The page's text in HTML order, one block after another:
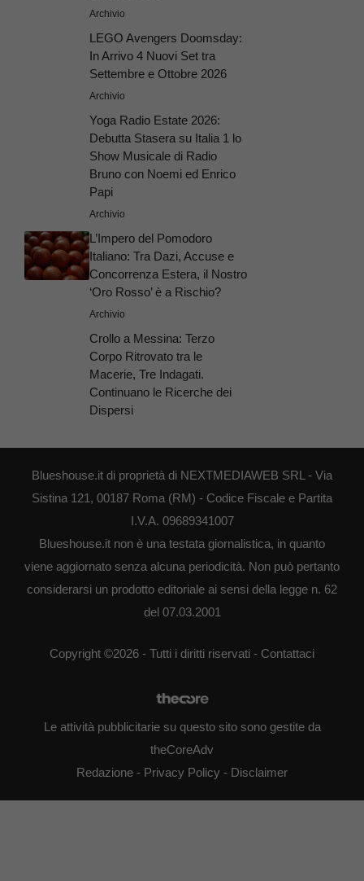
Archivio
LEGO Avengers Doomsday:
In Arrivo 4 Nuovi Set tra
Settembre e Ottobre 2026
Archivio
Yoga Radio Estate 2026:
Debutta Stasera su Italia 1 lo
Show Musicale di Radio
Bruno con Noemi ed Enrico
Papi
Archivio
L’Impero del Pomodoro
Italiano: Tra Dazi, Accuse e
Concorrenza Estera, il Nostro
‘Oro Rosso’ è a Rischio?
Archivio
Crollo a Messina: Terzo
Corpo Ritrovato tra le
Macerie, Tre Indagati.
Continuano le Ricerche dei
Dispersi
Blueshouse.it di proprietà di NEXTMEDIAWEB SRL - Via
Sistina 121, 00187 Roma (RM) - Codice Fiscale e Partita
I.V.A. 09689341007
Blueshouse.it non è una testata giornalistica, in quanto
viene aggiornato senza alcuna periodicità. Non può pertanto
considerarsi un prodotto editoriale ai sensi della legge n. 62
del 07.03.2001
Copyright ©2026 - Tutti i diritti riservati - Contattaci
Le attività pubblicitarie su questo sito sono gestite da
theCoreAdv
Redazione - Privacy Policy - Disclaimer